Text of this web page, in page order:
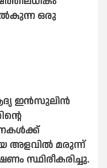
ഒരു
ഇൻസുലിൻ
അളവിൽ മരുന്ന്
സ്ഥിരീകരിച്ചു.